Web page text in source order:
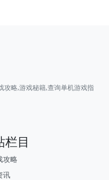
攻略,游戏秘籍,查询单机游戏指
栏目
攻略
讯